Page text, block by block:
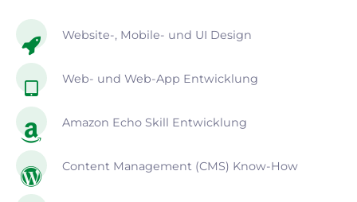
Website-, Mobile- und UI Design
Web- und Web-App Entwicklung
Amazon Echo Skill Entwicklung
Content Management (CMS) Know-How